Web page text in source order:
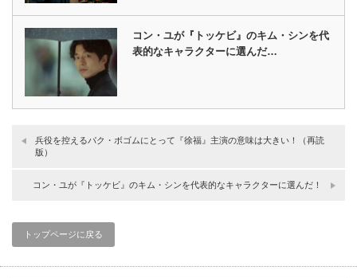
コン・ユが『トッケビ』のキム・シンを代
表的なキャラクターに選んだ…
兵役を控えるパク・ボゴムにとって『徐福』主演の意味は大きい！（再読
版）
コン・ユが『トッケビ』のキム・シンを代表的なキャラクターに選んだ！
トップページに戻る